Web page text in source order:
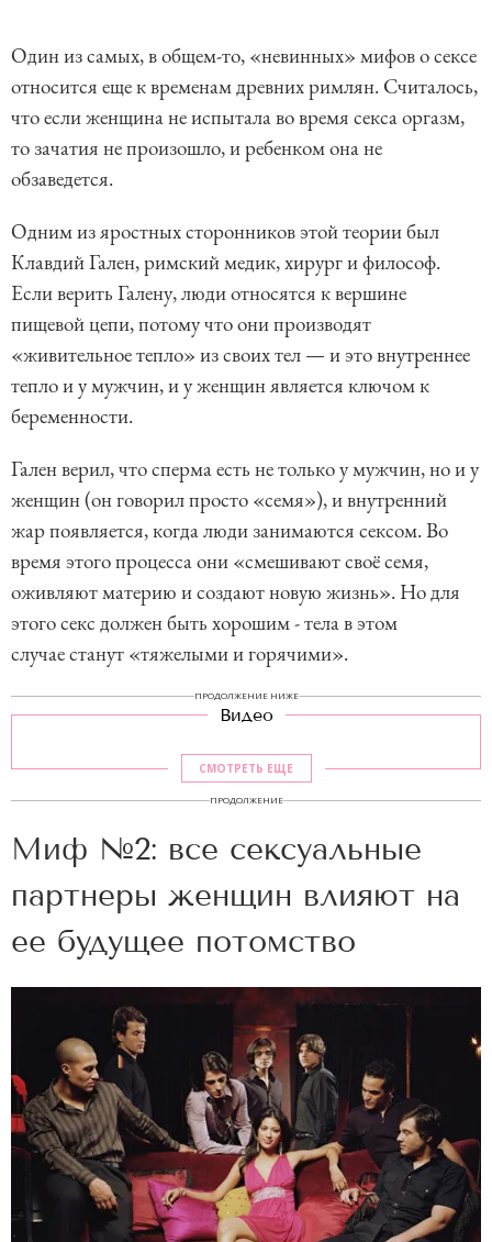
Один из самых, в общем-то, «невинных» мифов о сексе
относится еще к временам древних римлян. Считалось,
что если женщина не испытала во время секса оргазм,
то зачатия не произошло, и ребенком она не
обзаведется.
Одним из яростных сторонников этой теории был
Клавдий Гален, римский медик, хирург и философ.
Если верить Галену, люди относятся к вершине
пищевой цепи, потому что они производят
«живительное тепло» из своих тел — и это внутреннее
тепло и у мужчин, и у женщин является ключом к
беременности.
Гален верил, что сперма есть не только у мужчин, но и у
женщин (он говорил просто «семя»), и внутренний
жар появляется, когда люди занимаются сексом. Во
время этого процесса они «смешивают своё семя,
оживляют материю и создают новую жизнь». Но для
этого секс должен быть хорошим - тела в этом
случае станут «тяжелыми и горячими».
ПРОДОЛЖЕНИЕ НИЖЕ
Видео
СМОТРЕТЬ ЕЩЕ
ПРОДОЛЖЕНИЕ
Миф №2: все сексуальные
партнеры женщин влияют на
ее будущее потомство